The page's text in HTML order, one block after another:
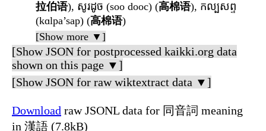
拉伯语), សូរដូច (soo dooc) (高棉语), កល្បសព្ទ
(kɑlpa’sap) (高棉语)
[Show more ▼]
[Show JSON for postprocessed kaikki.org data
shown on this page ▼]
[Show JSON for raw wiktextract data ▼]
Download raw JSONL data for 同音詞 meaning
in 漢語 (7.8kB)